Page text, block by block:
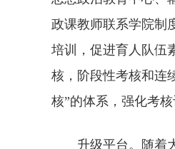
政课教师联系学院制
培训，促进育人队伍
核，阶段性考核和连
核”的体系，强化考核
升级平台。随着